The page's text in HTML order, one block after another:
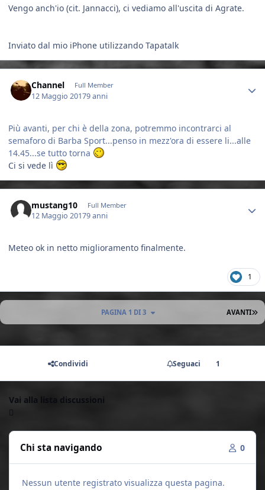
Vengo anch'io (cit. Jannacci), ci vediamo all'uscita di Agrate.
Inviato dal mio iPhone utilizzando Tapatalk
Channel Full Member
12 Maggio 20179 anni
Più avanti, per chi è della zona, potremmo incontrarci al
semaforo di Barba Sport...penso in mezz'ora di essere li...alle
14.45...se tutto torna
Ci si vede lì
mustang10 Full Member
12 Maggio 20179 anni
Meteo ok in netto miglioramento finalmente.
1
AVANTI
PAGINA 1 DI 3
Condividi Seguaci 1
Vai alla lista discussioni
Chi sta navigando 0
Nessun utente registrato visualizza questa pagina.